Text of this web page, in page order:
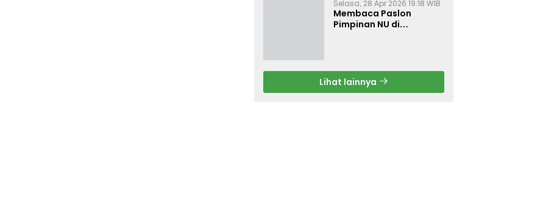
Selasa, 28 Apr 2026 19:18 WIB
Membaca Paslon
Pimpinan NU di
Lihat lainnya